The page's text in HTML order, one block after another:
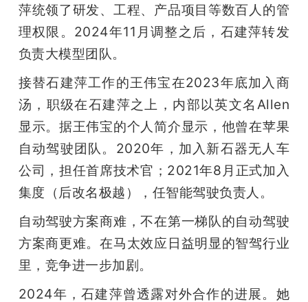
萍统领了研发、工程、产品项目等数百人的管
理权限。2024年11月调整之后，石建萍转发
负责大模型团队。
接替石建萍工作的王伟宝在2023年底加入商
汤，职级在石建萍之上，内部以英文名Allen
显示。据王伟宝的个人简介显示，他曾在苹果
自动驾驶团队。2020年，加入新石器无人车
公司，担任首席技术官；2021年8月正式加入
集度（后改名极越），任智能驾驶负责人。
自动驾驶方案商难，不在第一梯队的自动驾驶
方案商更难。在马太效应日益明显的智驾行业
里，竞争进一步加剧。
2024年，石建萍曾透露对外合作的进展。她